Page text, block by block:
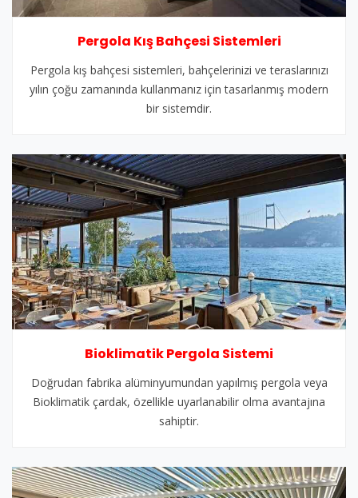
Pergola Kış Bahçesi Sistemleri
Pergola kış bahçesi sistemleri, bahçelerinizi ve teraslarınızı
yılın çoğu zamanında kullanmanız için tasarlanmış modern
bir sistemdir.
Bioklimatik Pergola Sistemi
Doğrudan fabrika alüminyumundan yapılmış pergola veya
Bioklimatik çardak, özellikle uyarlanabilir olma avantajına
sahiptir.